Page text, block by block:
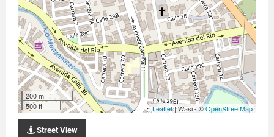
200 m
500 ft
Leaflet| Wasi - ©OpenStreetMap
Street View